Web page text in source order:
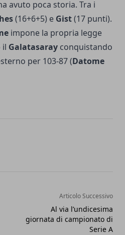
avuto poca storia. Tra i
(16+6+5) e Gist(17 punti).
impone la propria legge
il Galatasaray conquistando
per 103-87 (Datome
Articolo Successivo
Al via l’undicesima
giornata di campionato di
Serie A